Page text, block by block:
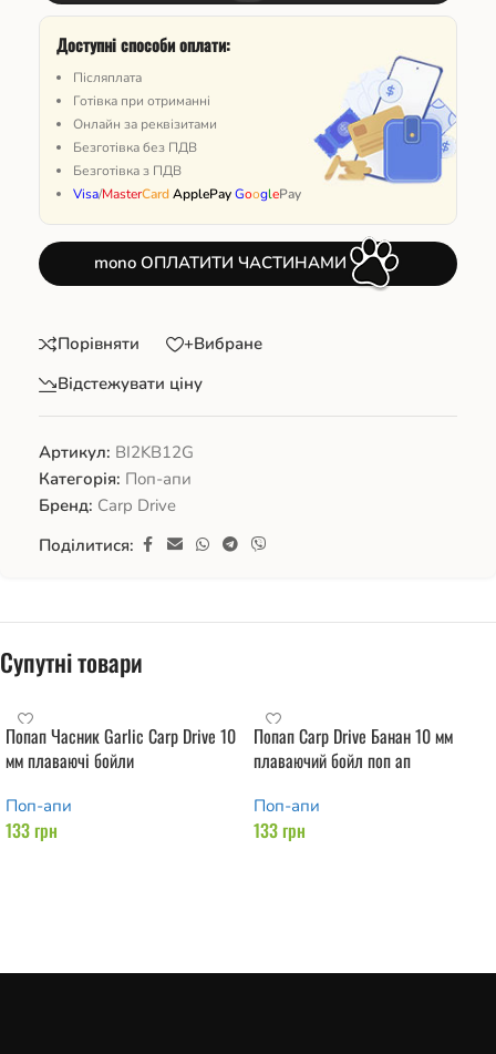
Доступні способи оплати:
Післяплата
Готівка при отриманні
Онлайн за реквізитами
Безготівка без ПДВ
Безготівка з ПДВ
Visa/MasterCardApplePayGooglePay
mono ОПЛАТИТИ ЧАСТИНАМИ
Порівняти
+Вибране
Відстежувати ціну
Артикул: BI2KB12G
Категорія: Поп-апи
Бренд: Carp Drive
Поділитися:
Супутні товари
Попап Часник Garlic Carp Drive 10
мм плаваючі бойли
Поп-апи
133грн
Попап Carp Drive Банан 10 мм
плаваючий бойл поп ап
Поп-апи
133грн